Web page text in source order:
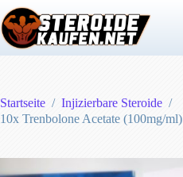
Zum
Inhalt
springen
Startseite / Injizierbare Steroide /
10x Trenbolone Acetate (100mg/ml)